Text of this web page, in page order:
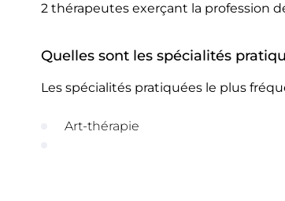
2 thérapeutes exerçant la profession
Quelles sont les spécialités
Les spécialités pratiquées le plus
Art-thérapie